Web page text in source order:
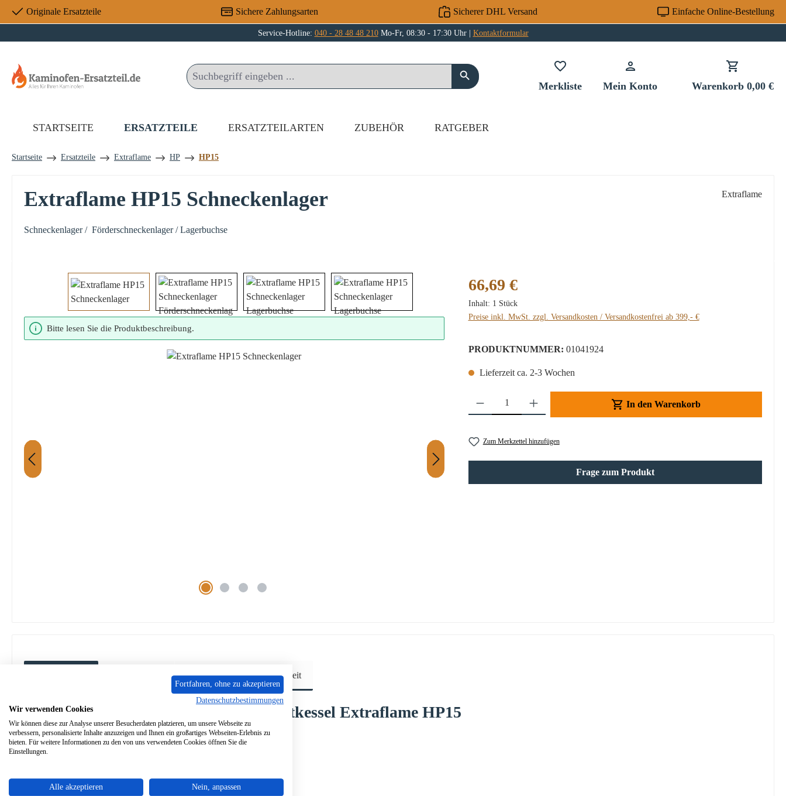
Hauptinhalt springen
Zur Suche springen
Zur Hauptnavigation springen
Originale Ersatzteile Sichere Zahlungsarten Sicherer DHL Versand Einfache Online-Bestellung
Service-Hotline: 040 - 28 48 48 210Mo-Fr, 08:30 - 17:30 Uhr | Kontaktformular
MerklisteDu hast 0 Produkte auf dem Merkzettel
Mein Konto Warenkorb 0,00 €
STARTSEITE ERSATZTEILE ERSATZTEILARTEN ZUBEHÖR RATGEBER
Startseite Ersatzteile Extraflame HP HP15
Extraflame HP15 Schneckenlager
Schneckenlager / Förderschneckenlager / Lagerbuchse
Extraflame
Bildergalerie überspringen
Bitte lesen Sie die Produktbeschreibung.
Regulärer Preis:
66,69 €
Inhalt: 1 Stück
Preise inkl. MwSt. zzgl. Versandkosten / Versandkostenfrei ab 399,- €
PRODUKTNUMMER: 01041924
Lieferzeit ca. 2-3 Wochen
Produkt Anzahl: Gib den gewünschten Wert ein oder benutze die Schaltflächen um die Anzahl
In den Warenkorb
Zum Merkzettel hinzufügen
Frage zum Produkt
Angaben zur Produktsicherheit
OriginalSchneckenlager für den Pelletkessel Extraflame HP15
ExtraflameHP15 SchneckenlagerEckdaten:
Förderschneckenlager, Lagerbuchse
Position 2 in der Explosionszeichnung
Fortfahren, ohne zu akzeptieren
Datenschutzbestimmungen
Wir verwenden Cookies
Wir können diese zur Analyse unserer Besucherdaten platzieren, um unsere Webseite zu
verbessern, personalisierte Inhalte anzuzeigen und Ihnen ein großartiges Webseiten-Erlebnis zu
bieten. Für weitere Informationen zu den von uns verwendeten Cookies öffnen Sie die
Einstellungen.
Alle akzeptieren Nein, anpassen